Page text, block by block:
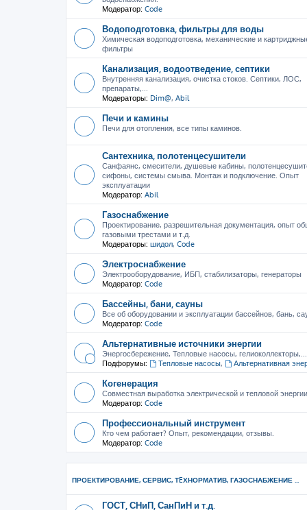
Модератор: Code
Водоподготовка, фильтры для воды
Химическая водоподготовка, механические и
фильтры
Канализация, водоотведение, септики
Внутренняя канализация, очистка стоков. Септики, ЛОС,
препараты,...
Модераторы: Dim@, Abil
Печи и камины
Печи для отопления, все типы каминов.
Сантехника, полотенцесушители
Санфаянс, смесители, душевые кабины,
сифоны, системы смыва. Монтаж и подключение. Опыт
эксплуатации
Модератор: Abil
Газоснабжение
Проектирование, разрешительная документация, опыт
газовыми трестами и т.д.
Модераторы: шидол, Code
Электроснабжение
Электрооборудование, ИБП, стабилизаторы, генераторы
Модератор: Code
Бассейны, бани, сауны
Все об оборудовании и эксплуатации бассейнов, бань,
Модератор: Code
Альтернативные источники энергии
Энергосбережение, Тепловые насосы, гелиоколлекторы,...
Подфорумы:
Тепловые насосы, Альтернативная
Когенерация
Совместная выработка электрической и тепловой энергии
Модератор: Code
Профессиональный инструмент
Кто чем работает? Опыт, рекомендации, отзывы.
Модератор: Code
ПРОЕКТИРОВАНИЕ, СЕРВИС, ТEХНОРМАТИВ, ГАЗОСНАБЖЕНИЕ ...
ГОСТ, СНиП, СанПиН и т.д.